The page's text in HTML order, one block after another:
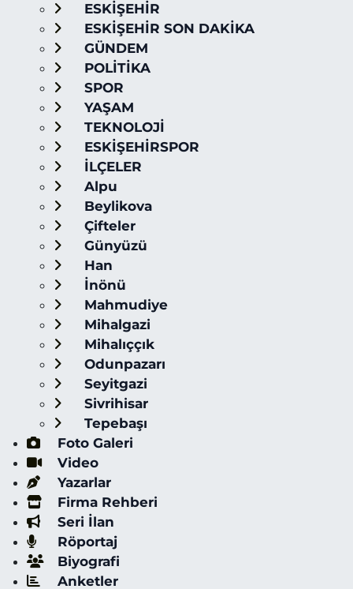
ESKİŞEHİR
ESKİŞEHİR SON DAKİKA
GÜNDEM
POLİTİKA
SPOR
YAŞAM
TEKNOLOJİ
ESKİŞEHİRSPOR
İLÇELER
Alpu
Beylikova
Çifteler
Günyüzü
Han
İnönü
Mahmudiye
Mihalgazi
Mihalıççık
Odunpazarı
Seyitgazi
Sivrihisar
Tepebaşı
Foto Galeri
Video
Yazarlar
Firma Rehberi
Seri İlan
Röportaj
Biyografi
Anketler